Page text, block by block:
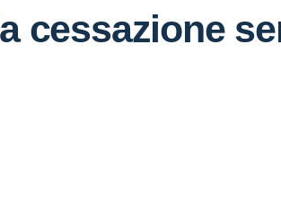
cessazione